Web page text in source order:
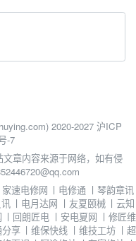
2020-2027 沪ICP
-7
章内容来源于网络，如有侵
家速电修网 丨 电修通 丨琴韵章讯
丨 电月达网 丨 友夏颐械 丨云知
丨 回朗匠电 丨 安电夏网 丨 修匠维
享 丨维保快线 丨维技工坊 丨 超